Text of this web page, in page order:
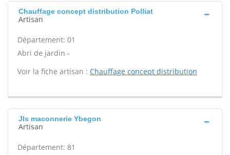
Chauffage concept distribution Polliat
Artisan
Département: 01
Abri de jardin -
Voir la fiche artisan : Chauffage concept distribution
Jls maconnerie Ybegon
Artisan
Département: 81